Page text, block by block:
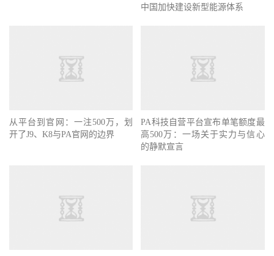
中国加快建设新型能源体系
从平台到官网：一注500万，划
开了J9、K8与PA官网的边界
PA科技自营平台宣布单笔额度最
高500万：一场关于实力与信心
的静默宣言